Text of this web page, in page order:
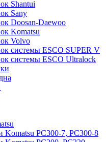
Shantui
Sany
Doosan-Daewoo
Komatsu
Volvo
системы ESCO SUPER V
системы ESCO Ultralock
Komatsu PC300-7, PC300-8